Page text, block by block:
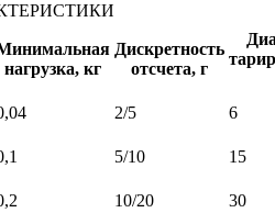
нагрузка, кг
Дискретность
отсчета, г
2/5
6
5/10
15
10/20
30